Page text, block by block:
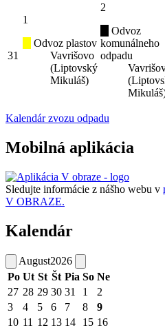
31
1
Odvoz plastov
Vavrišovo
(Liptovský
Mikuláš)
2
Odvoz
komunálneho
odpadu
Kalendár zvozu odpadu
Mobilná aplikácia
Sledujte informácie z nášho webu v
V OBRAZE.
Kalendár
August2026
Po Ut St Št Pia So Ne
27 28 29 30 31 1
2
3
4 5 6 7 8
9
10 11 12 13 14 15 16